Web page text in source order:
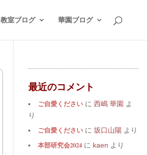
教室ブログ 華園ブログ
最近のコメント
ご自愛ください に 西嶋 華園 よ
り
ご自愛ください に 坂口山陽 より
本部研究会2024 に kaen より